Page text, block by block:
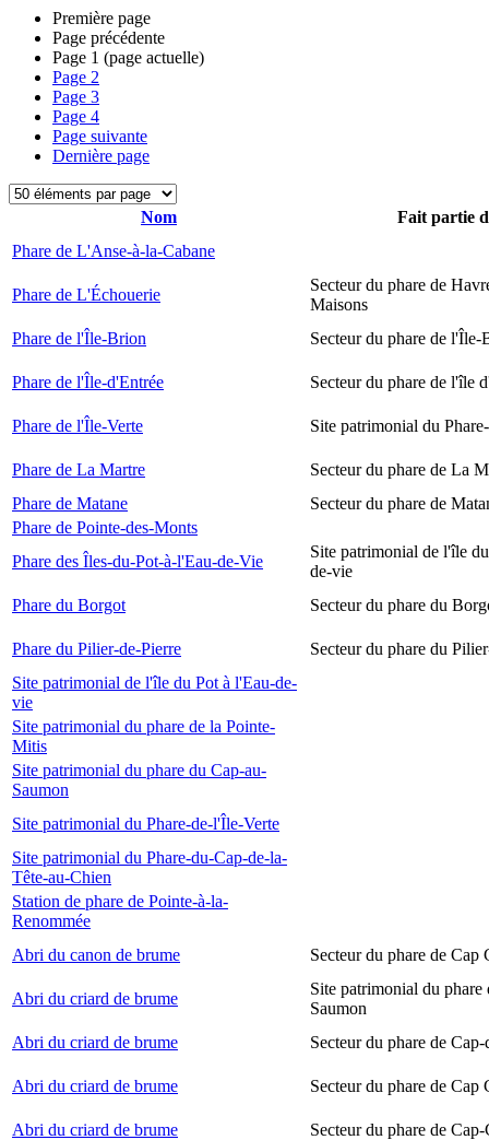
Première page
Page précédente
Page 1 (page actuelle)
Page 2
Page 3
Page 4
Page suivante
Dernière page
Nom
Fait partie
Phare de L'Anse-à-la-Cabane
Phare de L'Échouerie
Secteur du phare de
Maisons
Phare de l'Île-Brion
Secteur du phare de l'Île-
Phare de l'Île-d'Entrée Secteur du phare de l'île
Phare de l'Île-Verte Site patrimonial du
Phare de La Martre
Secteur du phare de La
Phare de Matane
Secteur du phare de
Phare de Pointe-des-Monts
Phare des Îles-du-Pot-à-l'Eau-de-Vie
Site patrimonial de l'île
de-vie
Phare du Borgot
Secteur du phare du
Phare du Pilier-de-Pierre
Secteur du phare du
Site patrimonial de l'île du Pot à l'Eau-de-
vie
Site patrimonial du phare de la Pointe-
Mitis
Site patrimonial du phare du Cap-au-
Saumon
Site patrimonial du Phare-de-l'Île-Verte
Site patrimonial du Phare-du-Cap-de-la-
Tête-au-Chien
Station de phare de Pointe-à-la-
Renommée
Abri du canon de brume
Secteur du phare de Cap
Abri du criard de brume
Site patrimonial du phare
Saumon
Abri du criard de brume
Secteur du phare de Cap-
Abri du criard de brume Secteur du phare de Cap
Abri du criard de brume Secteur du phare de Cap-